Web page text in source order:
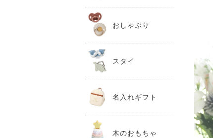
おしゃぶり
スタイ
名入れギフト
木のおもちゃ